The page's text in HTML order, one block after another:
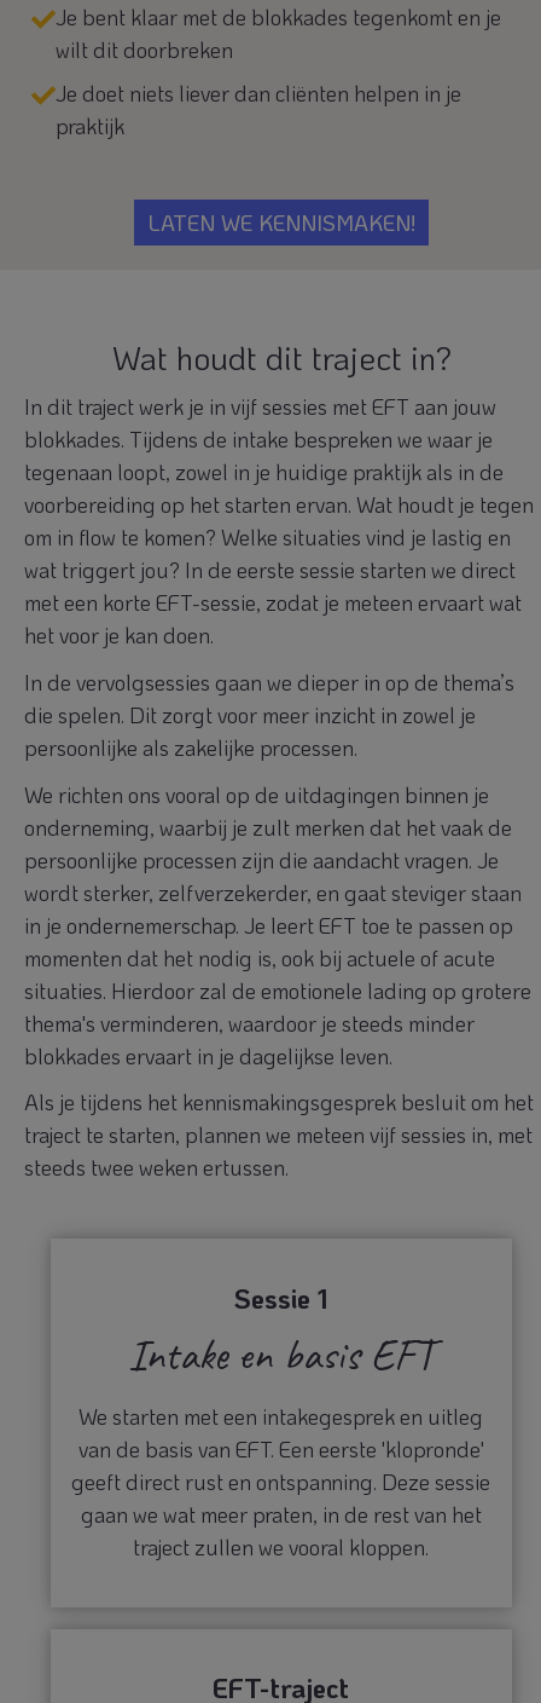
Je bent klaar met de blokkades tegenkomt en je
wilt dit doorbreken
Je doet niets liever dan cliënten helpen in je
praktijk
LATEN WE KENNISMAKEN!
Wat houdt dit traject in?
In dit traject werk je in vijf sessies met EFT aan jouw
blokkades. Tijdens de intake bespreken we waar je
tegenaan loopt, zowel in je huidige praktijk als in de
voorbereiding op het starten ervan. Wat houdt je tegen
om in flow te komen? Welke situaties vind je lastig en
wat triggert jou? In de eerste sessie starten we direct
met een korte EFT-sessie, zodat je meteen ervaart wat
het voor je kan doen.
In de vervolgsessies gaan we dieper in op de thema’s
die spelen. Dit zorgt voor meer inzicht in zowel je
persoonlijke als zakelijke processen.
We richten ons vooral op de uitdagingen binnen je
onderneming, waarbij je zult merken dat het vaak de
persoonlijke processen zijn die aandacht vragen. Je
wordt sterker, zelfverzekerder, en gaat steviger staan
in je ondernemerschap. Je leert EFT toe te passen op
momenten dat het nodig is, ook bij actuele of acute
situaties. Hierdoor zal de emotionele lading op grotere
thema's verminderen, waardoor je steeds minder
blokkades ervaart in je dagelijkse leven.
Als je tijdens het kennismakingsgesprek besluit om het
traject te starten, plannen we meteen vijf sessies in, met
steeds twee weken ertussen.
Sessie 1
Intake en basis EFT
We starten met een intakegesprek en uitleg
van de basis van EFT. Een eerste 'klopronde'
geeft direct rust en ontspanning. Deze sessie
gaan we wat meer praten, in de rest van het
traject zullen we vooral kloppen.
EFT-traject